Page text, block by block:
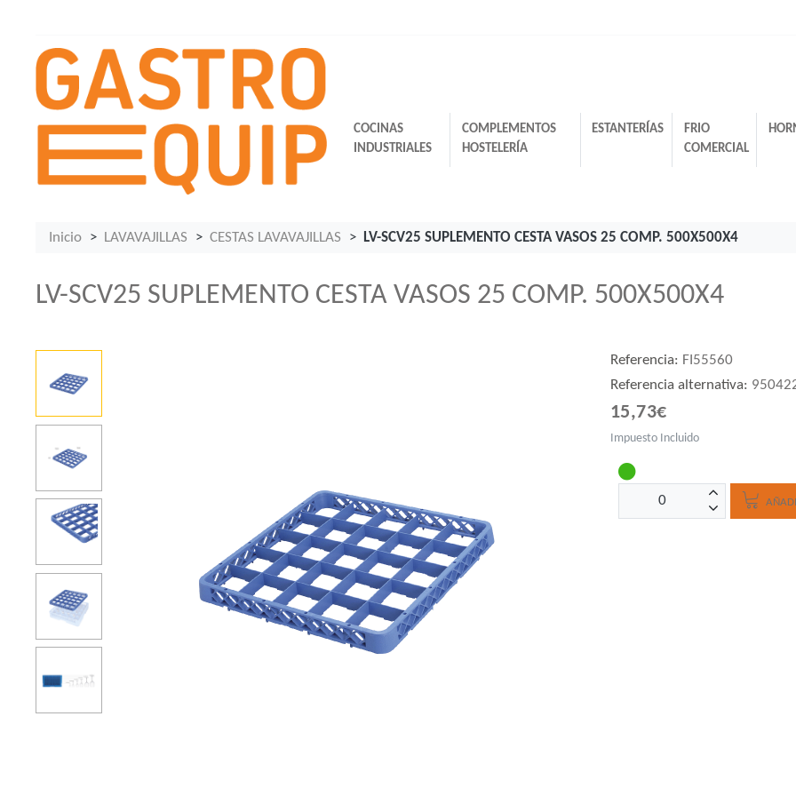
COCINAS
INDUSTRIALES
COMPLEMENTOS
HOSTELERÍA
ESTANTERÍAS
FRIO
COMERCIAL
Inicio LAVAVAJILLAS CESTAS LAVAVAJILLAS LV-SCV25 SUPLEMENTO CESTA VASOS 25 COMP. 500X500X4
LV-SCV25 SUPLEMENTO CESTA VASOS 25 COMP. 500X500X4
Referencia: FI55560
Referencia alternativa:
15,73€
Impuesto Incluido